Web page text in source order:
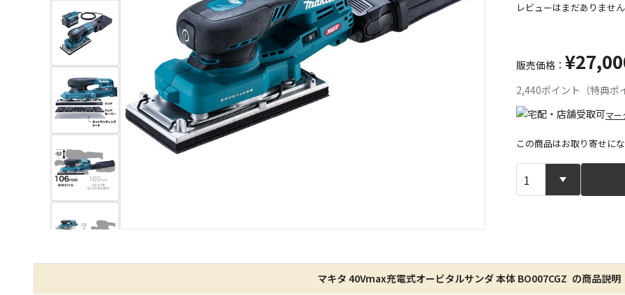
レビューはまだありません
販売価格：
2,440ポイント（特典ポ
マー
宅配や店舗
特定の店舗
ん）
この商品はお取り寄せにな
マキタ 40Vmax充電式オービタルサンダ 本体 BO007CGZ の商品説明